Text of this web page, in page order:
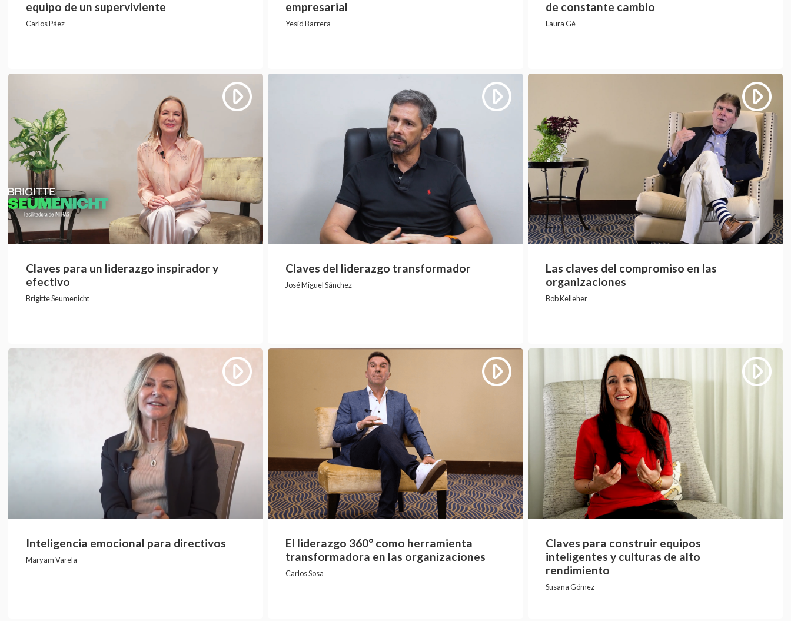
equipo de un superviviente
Carlos Páez
empresarial
Yesid Barrera
de constante cambio
Laura Gé
Claves para un liderazgo inspirador y
efectivo
Brigitte Seumenicht
Claves del liderazgo transformador
José Miguel Sánchez
Las claves del compromiso en las
organizaciones
Bob Kelleher
Inteligencia emocional para directivos
Maryam Varela
El liderazgo 360° como herramienta
transformadora en las organizaciones
Carlos Sosa
Claves para construir equipos
inteligentes y culturas de alto
rendimiento
Susana Gómez